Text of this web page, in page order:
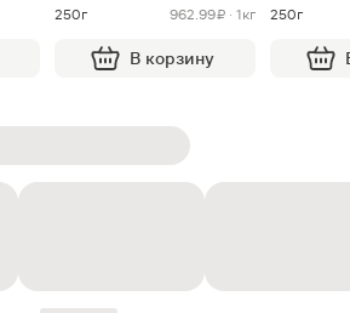
250г
962.99 ₽ · 1кг
В корзину
250г